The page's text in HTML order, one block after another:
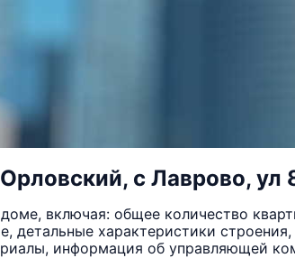
с Лаврово, ул
включая: общее количество
детальные характеристики
информация об управляющей